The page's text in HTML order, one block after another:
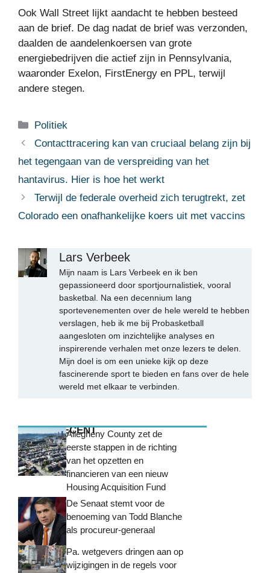
Ook Wall Street lijkt aandacht te hebben besteed
aan de brief. De dag nadat de brief was verzonden,
daalden de aandelenkoersen van grote
energiebedrijven die actief zijn in Pennsylvania,
waaronder Exelon, FirstEnergy en PPL, terwijl
andere stegen.
Categorieën
Politiek
Contacttracering kan van cruciaal belang zijn bij
het tegengaan van de verspreiding van het
hantavirus. Hier is hoe het werkt
Terwijl de federale overheid zich terugtrekt, zet
Colorado een onafhankelijke koers uit met vaccins
Lars Verbeek
Mijn naam is Lars Verbeek en ik ben
gepassioneerd door sportjournalistiek, vooral
basketbal. Na een decennium lang
sportevenementen over de hele wereld te hebben
verslagen, heb ik me bij Probasketball
aangesloten om inzichtelijke analyses en
inspirerende verhalen met onze lezers te delen.
Mijn doel is om een unieke kijk op deze
fascinerende sport te bieden en fans over de hele
wereld met elkaar te verbinden.
MEEST RECENTAllegheny County zet de
eerste stappen in de richting
van het opzetten en
financieren van een nieuw
Housing Acquisition Fund
De Senaat stemt voor de
benoeming van Todd Blanche
als procureur-generaal
Pa. wetgevers dringen aan op
wijzigingen in de regels voor